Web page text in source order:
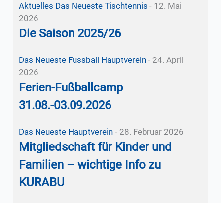
Aktuelles Das Neueste Tischtennis - 12. Mai
2026
Die Saison 2025/26
Das Neueste Fussball Hauptverein- 24. April
2026
Ferien-Fußballcamp
31.08.-03.09.2026
Das Neueste Hauptverein- 28. Februar 2026
Mitgliedschaft für Kinder und
Familien – wichtige Info zu
KURABU